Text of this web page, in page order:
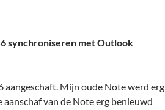
synchroniseren met Outlook
aangeschaft. Mijn oude Note werd erg
van de Note erg benieuwd